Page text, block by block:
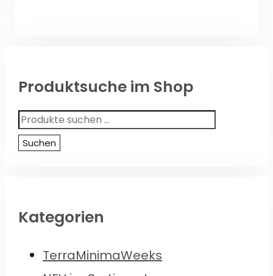
Produktsuche im Shop
Suchen
nach:
Suchen
Kategorien
TerraMinimaWeeks